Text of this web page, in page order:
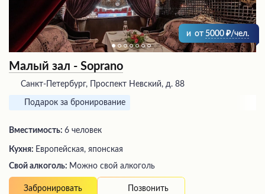
и от 5000 /чел.
Малый зал - Soprano
Санкт-Петербург, Проспект Невский, д. 88
Подарок за бронирование
Вместимость: 6 человек
Кухня: Европейская, японская
Свой алкоголь: Можно свой алкоголь
Забронировать Позвонить